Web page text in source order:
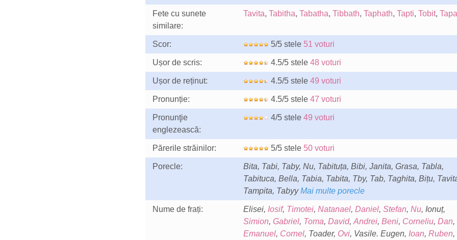
Fete cu sunete
similare:
Tavita, Tabitha, Tabatha, Tibbath, Taphath, Tapti, Tobit,
Scor: 5/5 stele 51 voturi
Ușor de scris: 4.5/5 stele 48 voturi
Ușor de reținut: 4.5/5 stele 49 voturi
Pronunție: 4.5/5 stele 47 voturi
Pronunţie
englezească:
4/5 stele 49 voturi
Părerile străinilor: 5/5 stele 50 voturi
Porecle:
Bita, Tabi, Taby, Nu, Tabituța, Bibi, Janita, Grasa, Tabla,
Tabituca, Bella, Tabia, Tabita, Tby, Tab, Taghita, Bițu,
Tampita, TabyyMai multe porecle
Nume de frați: Elisei, Iosif, Timotei, Natanael, Daniel, Stefan, Nu, Ionuț,
Simion, Gabriel, Toma, David, Andrei, Beni, Corneliu, Dan,
Emanuel, Cornel, Toader, Ovi, Vasile. Eugen, Ioan, Ruben,